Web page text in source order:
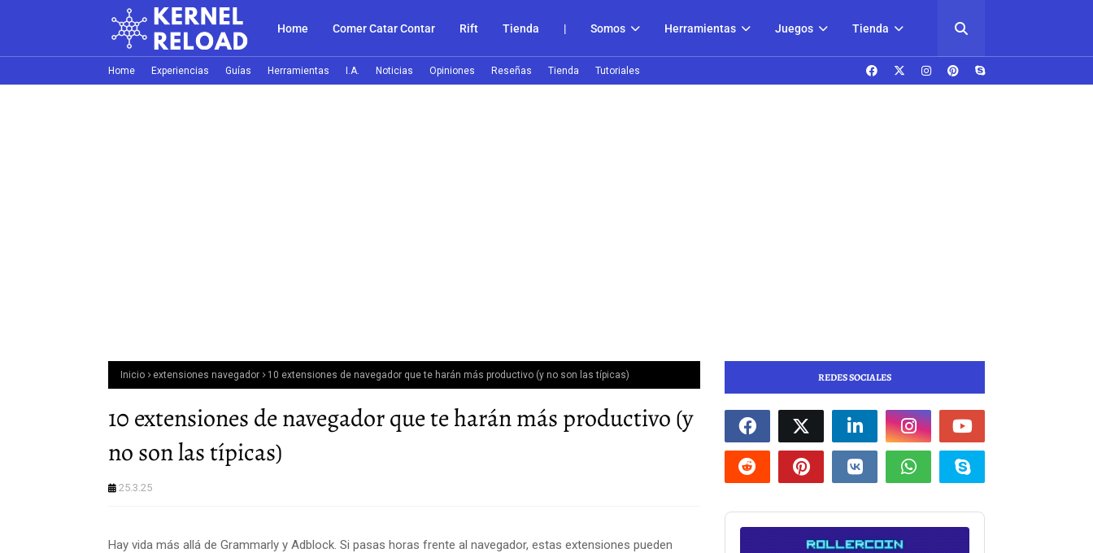
Home Comer Catar Contar Rift Tienda | Somos Herramientas Juegos Tienda
Home Experiencias Guías Herramientas I.A. Noticias Opiniones Reseñas Tienda Tutoriales
Inicio extensiones navegador 10 extensiones de navegador que te harán más productivo (y no son las típicas)
10 extensiones de navegador que te harán más productivo (y
no son las típicas)
25.3.25
Hay vida más allá de Grammarly y Adblock. Si pasas horas frente al navegador, estas extensiones pueden
REDES SOCIALES